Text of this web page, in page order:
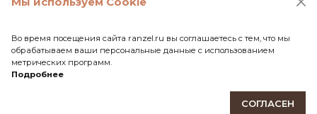
Способы доставки
Самовывоз
СДЭК
Во время посещения сайта ranzel.ru вы соглашаетесь с тем, что мы
обрабатываем ваши персональные данные с использованием
метрических программ.
Подробнее
СОГЛАСЕН